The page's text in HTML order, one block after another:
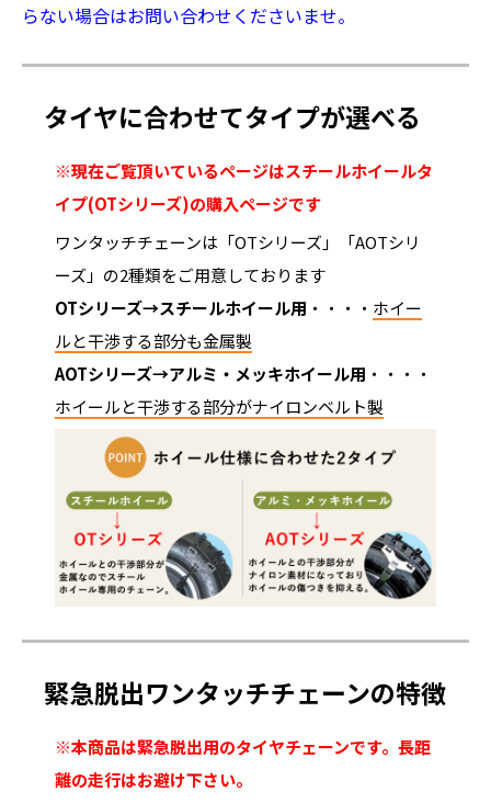
らない場合はお問い合わせくださいませ。
タイヤに合わせてタイプが選べる
※現在ご覧頂いているページはスチールホイールタ
イプ(OTシリーズ)の購入ページです
ワンタッチチェーンは「OTシリーズ」「AOTシリ
ーズ」の2種類をご用意しております
OTシリーズ→スチールホイール用 ・・・・ ホイー
ルと干渉する部分も金属製
AOTシリーズ→アルミ・メッキホイール用 ・・・・
ホイールと干渉する部分がナイロンベルト製
緊急脱出ワンタッチチェーンの特徴
※本商品は緊急脱出用のタイヤチェーンです。長距
離の走行はお避け下さい。